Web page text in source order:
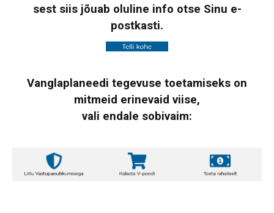
sest siis jõuab oluline info otse Sinu e-
postkasti.
Vanglaplaneedi tegevuse toetamiseks on
mitmeid erinevaid viise,
vali endale sobivaim: